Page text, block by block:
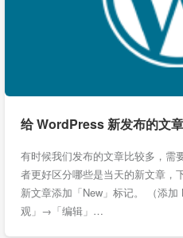
给 WordPress 新发布的文
有时候我们发布的文章比较多，需
者更好区分哪些是当天的新文章，
新文章添加「New」标记。 （添
观」→「编辑」…